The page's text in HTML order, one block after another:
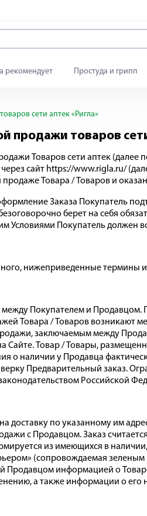
рекомендует Простуда и грипп
сети аптек «Ригла»
продажи товаров
Товаров сети аптек (далее
сайт https://www.rigla.ru/
Товара / Товаров и
Заказа Покупатель
берет на себя
Условиями Покупатель должен
нижеприведенные термины
Покупателем и Продавцом.
Товара / Товаров
заключаемым между
Сайте. Товар / Товары,
о наличии у Продавца
Предварительный заказ.
Российской
доставку по указанному им
с Продавцом. Заказ
из имеющихся в
(сопровождаемая
информацией о
а также информации о его